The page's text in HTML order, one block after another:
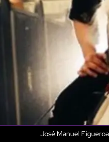
José Manuel